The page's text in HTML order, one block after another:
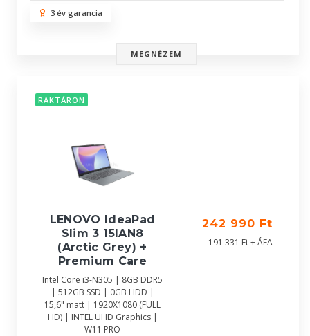
3 év garancia
MEGNÉZEM
RAKTÁRON
LENOVO IdeaPad
Slim 3 15IAN8
(Arctic Grey) +
Premium Care
Intel Core i3-N305 | 8GB DDR5
| 512GB SSD | 0GB HDD |
15,6" matt | 1920X1080 (FULL
HD) | INTEL UHD Graphics |
W11 PRO
242 990 Ft
191 331 Ft + ÁFA